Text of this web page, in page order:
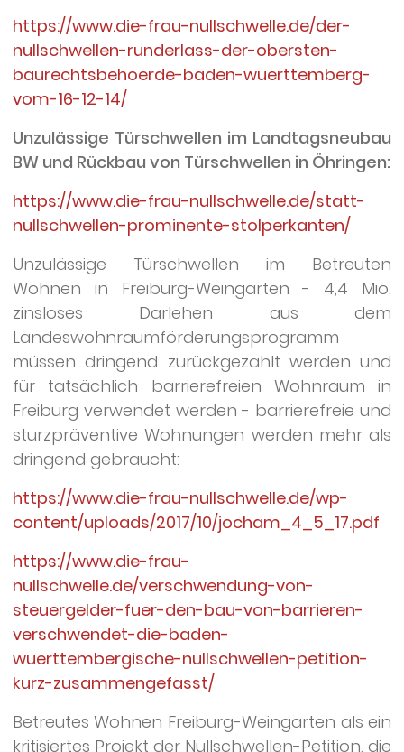
https://www.die-frau-nullschwelle.de/der-
nullschwellen-runderlass-der-obersten-
baurechtsbehoerde-baden-wuerttemberg-
vom-16-12-14/
Unzulässige Türschwellen im Landtagsneubau
BW und Rückbau von Türschwellen in Öhringen:
https://www.die-frau-nullschwelle.de/statt-
nullschwellen-prominente-stolperkanten/
Unzulässige Türschwellen im Betreuten
Wohnen in Freiburg-Weingarten - 4,4 Mio.
zinsloses Darlehen aus dem
Landeswohnraumförderungsprogramm
müssen dringend zurückgezahlt werden und
für tatsächlich barrierefreien Wohnraum in
Freiburg verwendet werden - barrierefreie und
sturzpräventive Wohnungen werden mehr als
dringend gebraucht:
https://www.die-frau-nullschwelle.de/wp-
content/uploads/2017/10/jocham_4_5_17.pdf
https://www.die-frau-
nullschwelle.de/verschwendung-von-
steuergelder-fuer-den-bau-von-barrieren-
verschwendet-die-baden-
wuerttembergische-nullschwellen-petition-
kurz-zusammengefasst/
Betreutes Wohnen Freiburg-Weingarten als ein
kritisiertes Projekt der Nullschwellen-Petition, die